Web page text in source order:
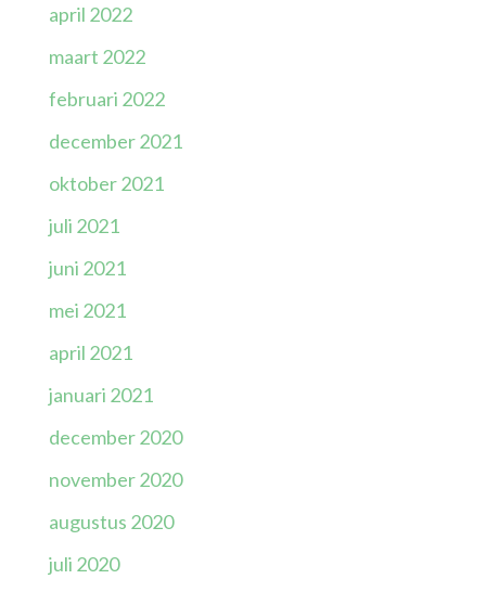
april 2022
maart 2022
februari 2022
december 2021
oktober 2021
juli 2021
juni 2021
mei 2021
april 2021
januari 2021
december 2020
november 2020
augustus 2020
juli 2020